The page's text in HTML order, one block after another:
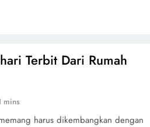
Terbit Dari Rumah
mins
harus dikembangkan dengan